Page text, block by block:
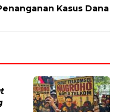
Kasus Dana